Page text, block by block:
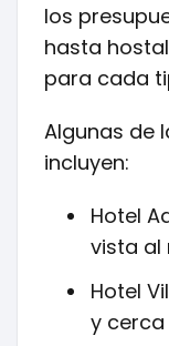
los
hasta
para cada
Algunas de
incluyen:
Hotel
vista al
Hotel
y